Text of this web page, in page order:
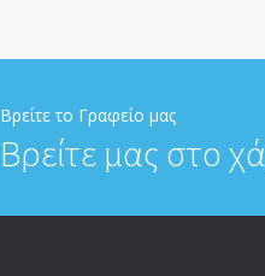
Βρείτε το Γραφείο μας
Βρείτε μας στο